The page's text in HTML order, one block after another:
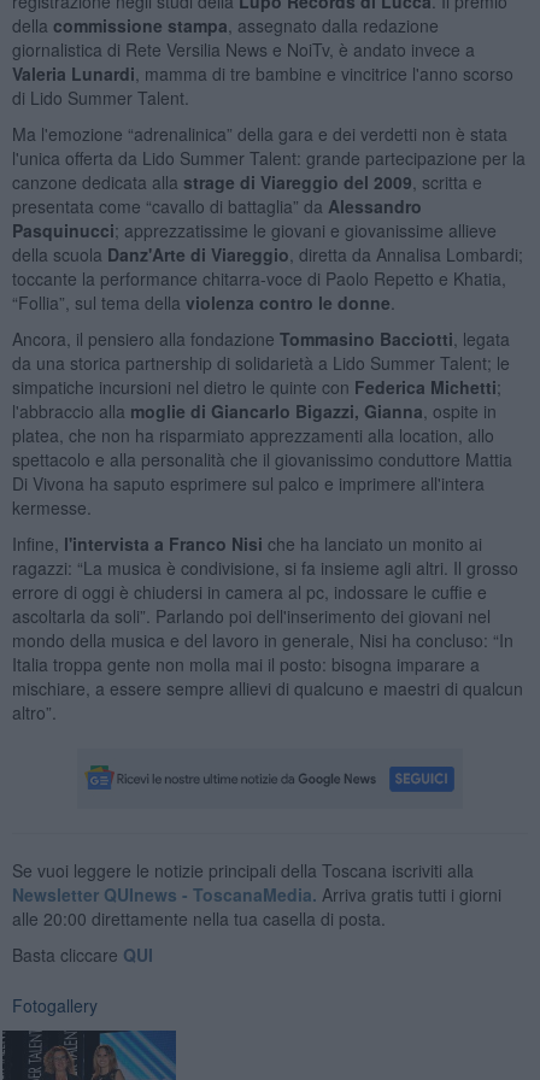
della commissione stampa , assegnato dalla redazione
giornalistica di Rete Versilia News e NoiTv, è andato invece a
Valeria Lunardi , mamma di tre bambine e vincitrice l'anno scorso
di Lido Summer Talent.
Ma l'emozione “adrenalinica” della gara e dei verdetti non è stata
l'unica offerta da Lido Summer Talent: grande partecipazione per la
canzone dedicata alla strage di Viareggio del 2009 , scritta e
presentata come “cavallo di battaglia” da Alessandro
Pasquinucci; apprezzatissime le giovani e giovanissime allieve
della scuola Danz'Arte di Viareggio , diretta da Annalisa Lombardi;
toccante la performance chitarra-voce di Paolo Repetto e Khatia,
“Follia”, sul tema della violenza contro le donne
Ancora, il pensiero alla fondazione Tommasino Bacciotti , legata
da una storica partnership di solidarietà a Lido Summer Talent; le
simpatiche incursioni nel dietro le quinte con Federica Michetti;
l'abbraccio alla moglie di Giancarlo Bigazzi, Gianna , ospite in
platea, che non ha risparmiato apprezzamenti alla location, allo
spettacolo e alla personalità che il giovanissimo conduttore Mattia
Di Vivona ha saputo esprimere sul palco e imprimere all'intera
kermesse.
Infine, l'intervista a Franco Nisi che ha lanciato un monito ai
ragazzi: “La musica è condivisione, si fa insieme agli altri. Il grosso
errore di oggi è chiudersi in camera al pc, indossare le cuffie e
ascoltarla da soli”. Parlando poi dell'inserimento dei giovani nel
mondo della musica e del lavoro in generale, Nisi ha concluso: “In
Italia troppa gente non molla mai il posto: bisogna imparare a
mischiare, a essere sempre allievi di qualcuno e maestri di qualcun
altro”.
Se vuoi leggere le notizie principali della Toscana iscriviti alla
Newsletter QUInews - ToscanaMedia. Arriva gratis tutti i giorni
alle 20:00 direttamente nella tua casella di posta.
Basta cliccare QUI
Fotogallery